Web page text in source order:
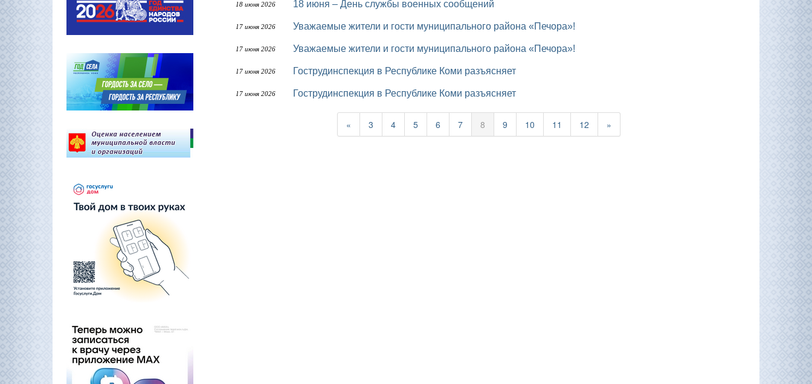
18 июня 2026 18 июня – День службы военных сообщений
17 июня 2026 Уважаемые жители и гости муниципального района «Печора»!
17 июня 2026 Уважаемые жители и гости муниципального района «Печора»!
17 июня 2026 Гострудинспекция в Республике Коми разъясняет
17 июня 2026 Гострудинспекция в Республике Коми разъясняет
« 3 4 5 6 7 8 9 10 11 12 »